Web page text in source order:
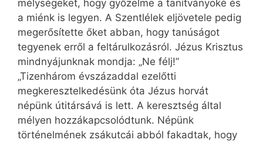
mélységeket, hogy győzelme a tanítványoké és
a miénk is legyen. A Szentlélek eljövetele pedig
megerősítette őket abban, hogy tanúságot
tegyenek erről a feltárulkozásról. Jézus Krisztus
mindnyájunknak mondja: „Ne félj!”
„Tizenhárom évszázaddal ezelőtti
megkeresztelkedésünk óta Jézus horvát
népünk útitársává is lett. A keresztség által
mélyen hozzákapcsolódtunk. Népünk
történelmének zsákutcái abból fakadtak, hogy